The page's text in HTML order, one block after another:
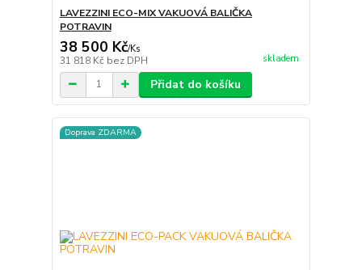
LAVEZZINI ECO-MIX VAKUOVÁ BALIČKA
POTRAVIN
38 500 Kč/Ks
31 818 Kč bez DPH skladem
Přidat do košíku
Doprava ZDARMA